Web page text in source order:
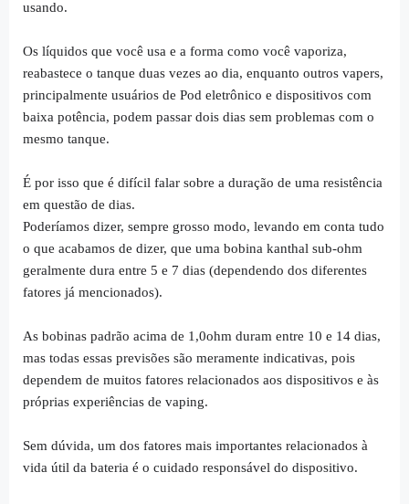
usando.
Os líquidos que você usa e a forma como você vaporiza,
reabastece o tanque duas vezes ao dia, enquanto outros vapers,
principalmente usuários de Pod eletrônico e dispositivos com
baixa potência, podem passar dois dias sem problemas com o
mesmo tanque.
É por isso que é difícil falar sobre a duração de uma resistência
em questão de dias.
Poderíamos dizer, sempre grosso modo, levando em conta tudo
o que acabamos de dizer, que uma bobina kanthal sub-ohm
geralmente dura entre 5 e 7 dias (dependendo dos diferentes
fatores já mencionados).
As bobinas padrão acima de 1,0ohm duram entre 10 e 14 dias,
mas todas essas previsões são meramente indicativas, pois
dependem de muitos fatores relacionados aos dispositivos e às
próprias experiências de vaping.
Sem dúvida, um dos fatores mais importantes relacionados à
vida útil da bateria é o cuidado responsável do dispositivo.